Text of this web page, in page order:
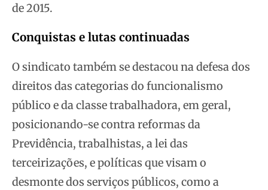
de 2015.
Conquistas e lutas continuadas
O sindicato também se destacou na defesa dos
direitos das categorias do funcionalismo
público e da classe trabalhadora, em geral,
posicionando-se contra reformas da
Previdência, trabalhistas, a lei das
terceirizações, e políticas que visam o
desmonte dos serviços públicos, como a